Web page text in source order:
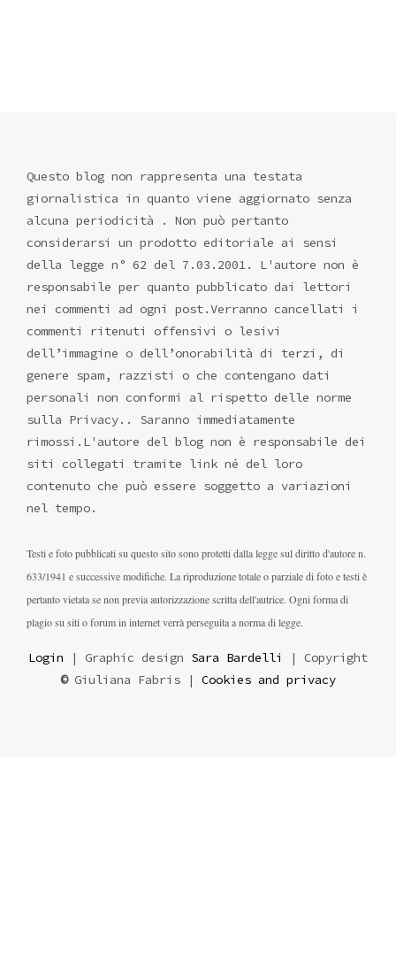
Questo blog non rappresenta una testata
giornalistica in quanto viene aggiornato senza
alcuna periodicità . Non può pertanto
considerarsi un prodotto editoriale ai sensi
della legge n° 62 del 7.03.2001. L'autore non è
responsabile per quanto pubblicato dai lettori
nei commenti ad ogni post.Verranno cancellati i
commenti ritenuti offensivi o lesivi
dell’immagine o dell’onorabilità di terzi, di
genere spam, razzisti o che contengano dati
personali non conformi al rispetto delle norme
sulla Privacy.. Saranno immediatamente
rimossi.L'autore del blog non è responsabile dei
siti collegati tramite link né del loro
contenuto che può essere soggetto a variazioni
nel tempo.
Testi e foto pubblicati su questo sito sono protetti dalla legge sul diritto d'autore n.
633/1941 e successive modifiche. La riproduzione totale o parziale di foto e testi è
pertanto vietata se non previa autorizzazione scritta dell'autrice. Ogni forma di
plagio su siti o forum in internet verrà perseguita a norma di legge.
Login | Graphic design Sara Bardelli
| Copyright
© Giuliana Fabris | Cookies and privacy